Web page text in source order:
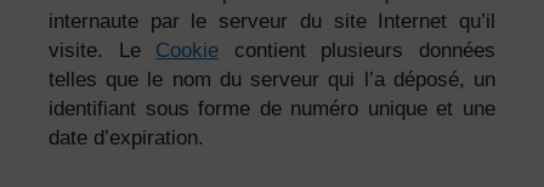
internaute par le serveur du site Internet qu’il
visite. Le Cookie contient plusieurs données
telles que le nom du serveur qui l’a déposé, un
identifiant sous forme de numéro unique et une
date d’expiration.